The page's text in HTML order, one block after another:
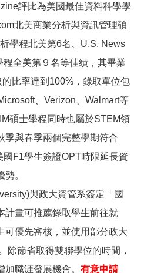
評比為美國最佳資料科學學
北美商業分析與資訊管理碩
學程北美第6名、U.S. News
全美第９名等佳績，其畢業
比率達到100%，錄取單位包
、Verizon、Walmart等
碩士學程同時也屬於STEM領
季與春季兩個完整學期符合
F1學生簽證OPT時限延長資
。
與政大資管系簽定「國
計畫可推薦錄取學生前往就
可優先審核，並使用部分政大
除節省取得雙聯學位的時間，
職涯發展機會。 有意申請